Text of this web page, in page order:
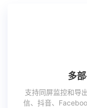
多
支持同屏监控和导
信、抖音、